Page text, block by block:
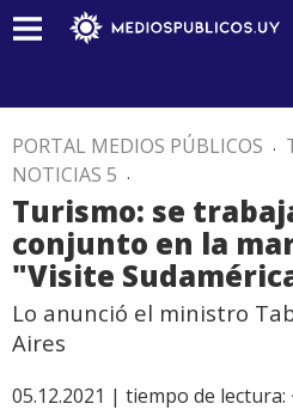
PORTAL MEDIOS PÚBLICOS .
NOTICIAS 5 .
Turismo: se
conjunto en la
"Visite
Lo anunció el ministro
Aires
05.12.2021 | tiempo de lectura: